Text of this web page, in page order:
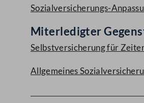
Sozialversicherungs-
Miterledigter
Selbstversicherung für
Allgemeines